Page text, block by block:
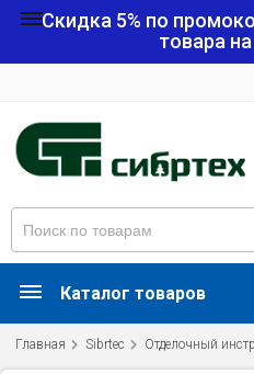
Скидка 5% по
товара
Каталог товаров
Главная Sibrtec Отделочный